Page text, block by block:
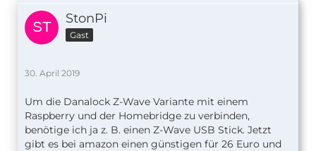
StonPi
Gast
30. April 2019
Um die Danalock Z-Wave Variante mit einem
Raspberry und der Homebridge zu verbinden,
benötige ich ja z. B. einen Z-Wave USB Stick. Jetzt
gibt es bei amazon einen günstigen für 26 Euro und